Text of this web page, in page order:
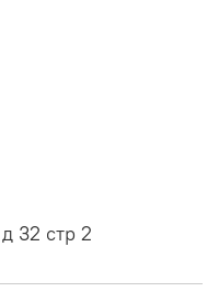
32 стр 2